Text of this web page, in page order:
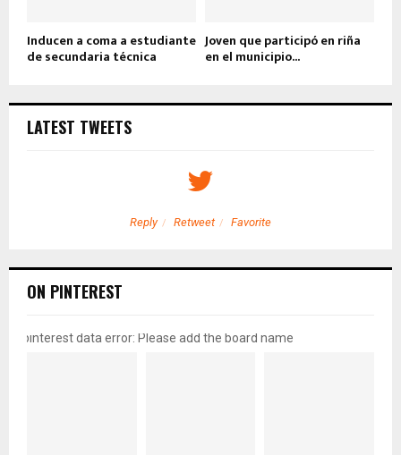
Inducen a coma a estudiante
de secundaria técnica
Joven que participó en riña
en el municipio...
LATEST TWEETS
Reply Retweet Favorite
ON PINTEREST
pinterest data error: Please add the board name